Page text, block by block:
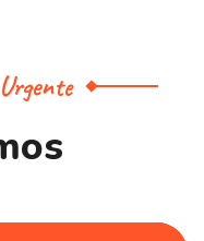
os